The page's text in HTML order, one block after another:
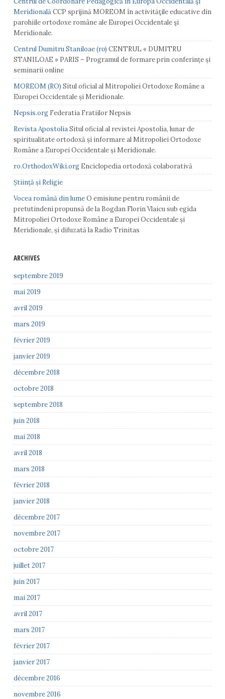
MeridionalăCCP sprijină MOREOM în activităţile educative din
parohiile ortodoxe române ale Europei Occidentale şi
Meridionale.
Centrul Dumitru Staniloae (ro)
STANILOAE » PARIS – Programul de formare prin conferințe și
seminarii online
MOREOM (RO) Situl oficial al Mitropoliei Ortodoxe Române a
Europei Occidentale și Meridionale.
Nepsis.orgFederatia Fratiilor Nepsis
Revista ApostoliaSitul oficial al revistei Apostolia, lunar de
spiritualitate ortodoxă și informare al Mitropoliei Ortodoxe
Române a Europei Occidentale și Meridionale.
ro.OrthodoxWiki.orgEnciclopedia ortodoxă colaborativă
Știință și Religie
Vocea română din lumeO emisiune pentru românii de
pretutindeni propunsă de la Bogdan Florin Vlaicu sub egida
Mitropoliei Ortodoxe Române a Europei Occidentale și
Meridionale, și difuzată la Radio Trinitas
ARCHIVES
septembre 2019
mai 2019
avril 2019
mars 2019
février 2019
janvier 2019
décembre 2018
octobre 2018
septembre 2018
juin 2018
mai 2018
avril 2018
mars 2018
février 2018
janvier 2018
décembre 2017
novembre 2017
octobre 2017
juillet 2017
juin 2017
mai 2017
avril 2017
mars 2017
février 2017
janvier 2017
décembre 2016
novembre 2016